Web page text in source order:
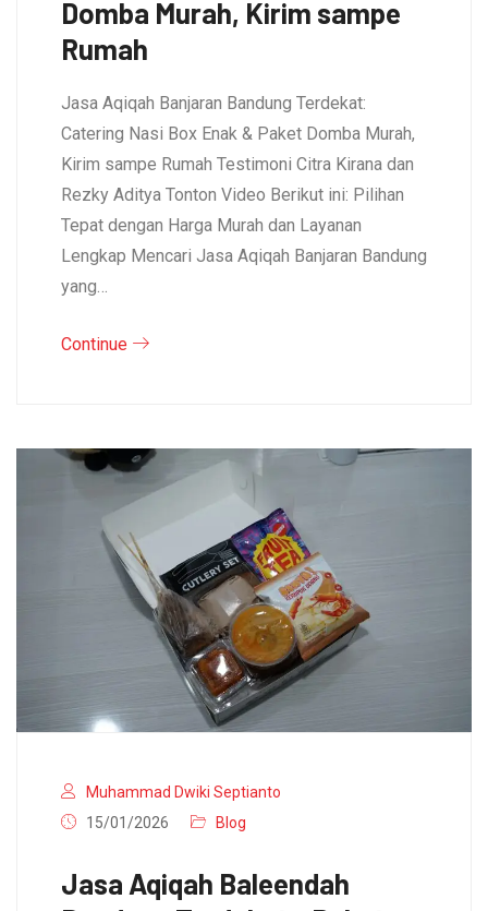
Domba Murah, Kirim sampe
Rumah
Jasa Aqiqah Banjaran Bandung Terdekat:
Catering Nasi Box Enak & Paket Domba Murah,
Kirim sampe Rumah Testimoni Citra Kirana dan
Rezky Aditya Tonton Video Berikut ini: Pilihan
Tepat dengan Harga Murah dan Layanan
Lengkap Mencari Jasa Aqiqah Banjaran Bandung
yang…
Continue
Muhammad Dwiki Septianto
15/01/2026
Blog
Jasa Aqiqah Baleendah